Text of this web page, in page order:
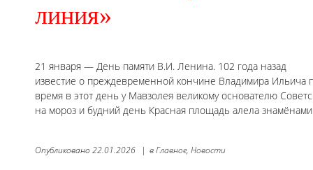
линия»
21 января — День памяти В.И. Ленина. 102 года назад
известие о преждевременной кончине Владимира Ильича
время в этот день у Мавзолея великому основателю
на мороз и будний день Красная площадь алела
Опубликовано 22.01.2026 | вГлавное, Новости